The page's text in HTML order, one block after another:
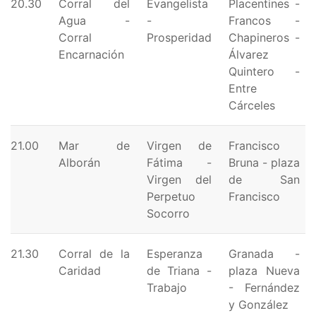
20.30
Corral del
Agua -
Corral
Encarnación
Evangelista
-
Prosperidad
Placentines -
Francos -
Chapineros -
Álvarez
Quintero -
Entre
Cárceles
21.00
Mar de
Alborán
Virgen de
Fátima -
Virgen del
Perpetuo
Socorro
Francisco
Bruna - plaza
de San
Francisco
21.30
Corral de la
Caridad
Esperanza
de Triana -
Trabajo
Granada -
plaza Nueva
- Fernández
y González